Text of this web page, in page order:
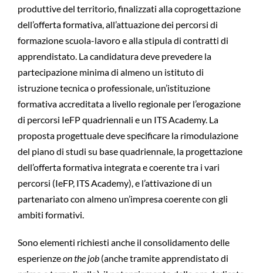
produttive del territorio, finalizzati alla coprogettazione
dell’offerta formativa, all’attuazione dei percorsi di
formazione scuola-lavoro e alla stipula di contratti di
apprendistato. La candidatura deve prevedere la
partecipazione minima di almeno un istituto di
istruzione tecnica o professionale, un’istituzione
formativa accreditata a livello regionale per l’erogazione
di percorsi IeFP quadriennali e un ITS Academy. La
proposta progettuale deve specificare la rimodulazione
del piano di studi su base quadriennale, la progettazione
dell’offerta formativa integrata e coerente tra i vari
percorsi (IeFP, ITS Academy), e l’attivazione di un
partenariato con almeno un’impresa coerente con gli
ambiti formativi.
Sono elementi richiesti anche il consolidamento delle
esperienzeon the job(anche tramite apprendistato di